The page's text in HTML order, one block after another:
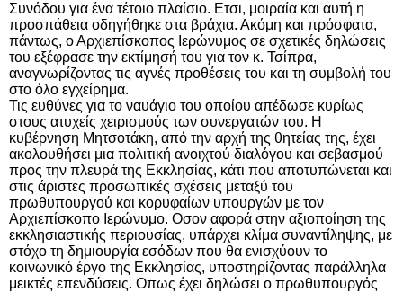
Συνόδου για ένα τέτοιο πλαίσιο. Ετσι, μοιραία και αυτή η
προσπάθεια οδηγήθηκε στα βράχια. Ακόμη και πρόσφατα,
πάντως, ο Αρχιεπίσκοπος Ιερώνυμος σε σχετικές δηλώσεις
του εξέφρασε την εκτίμησή του για τον κ. Τσίπρα,
αναγνωρίζοντας τις αγνές προθέσεις του και τη συμβολή του
στο όλο εγχείρημα.
Τις ευθύνες για το ναυάγιο του οποίου απέδωσε κυρίως
στους ατυχείς χειρισμούς των συνεργατών του. Η
κυβέρνηση Μητσοτάκη, από την αρχή της θητείας της, έχει
ακολουθήσει μια πολιτική ανοιχτού διαλόγου και σεβασμού
προς την πλευρά της Εκκλησίας, κάτι που αποτυπώνεται και
στις άριστες προσωπικές σχέσεις μεταξύ του
πρωθυπουργού και κορυφαίων υπουργών με τον
Αρχιεπίσκοπο Ιερώνυμο. Οσον αφορά στην αξιοποίηση της
εκκλησιαστικής περιουσίας, υπάρχει κλίμα συναντίληψης, με
στόχο τη δημιουργία εσόδων που θα ενισχύουν το
κοινωνικό έργο της Εκκλησίας, υποστηρίζοντας παράλληλα
μεικτές επενδύσεις. Οπως έχει δηλώσει ο πρωθυπουργός